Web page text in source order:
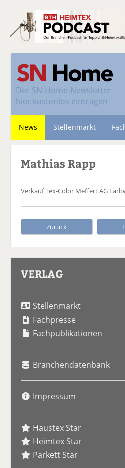
Der SN-Home-Newsletter
hier kostenlos eintragen
News Stellenmarkt
Mathias Rapp
Verkauf Tex-Color Meffert AG
Zurück
VERLAG
Stellenmarkt
Fachpresse
Fachpublikationen
Branchendatenbank
Impressum
Haustex Star
Heimtex Star
Parkett Star